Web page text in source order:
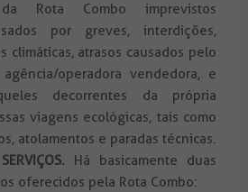
da Rota Combo imprevistos
por greves, interdições,
climáticas, atrasos causados pelo
operadora vendedora, e
decorrentes da própria
viagens ecológicas, tais como
atolamentos e paradas técnicas.
Há basicamente duas
oferecidos pela Rota Combo: